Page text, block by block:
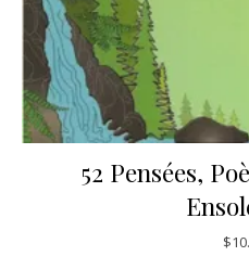
52 Pensées,
$